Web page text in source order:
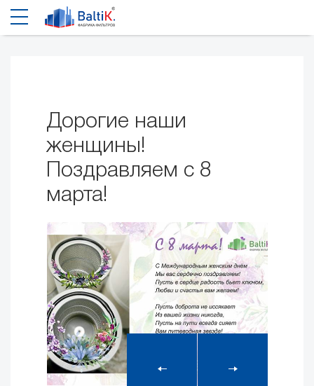
Дорогие наши
женщины!
Поздравляем с 8
марта!